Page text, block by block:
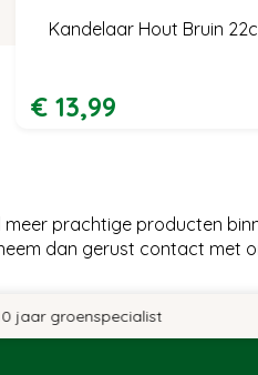
Kandelaar Hout Bruin
€ 13,99
prachtige producten
dan gerust contact met
groenspecialist